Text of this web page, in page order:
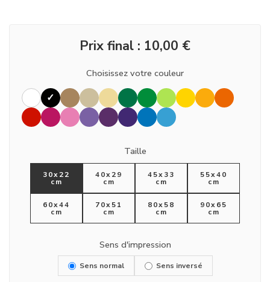
Prix final : 10,00 €
Choisissez votre couleur
Taille
30x22
cm
40x29
cm
45x33
cm
55x40
cm
60x44
cm
70x51
cm
80x58
cm
90x65
cm
Sens d'impression
Sens normal Sens inversé